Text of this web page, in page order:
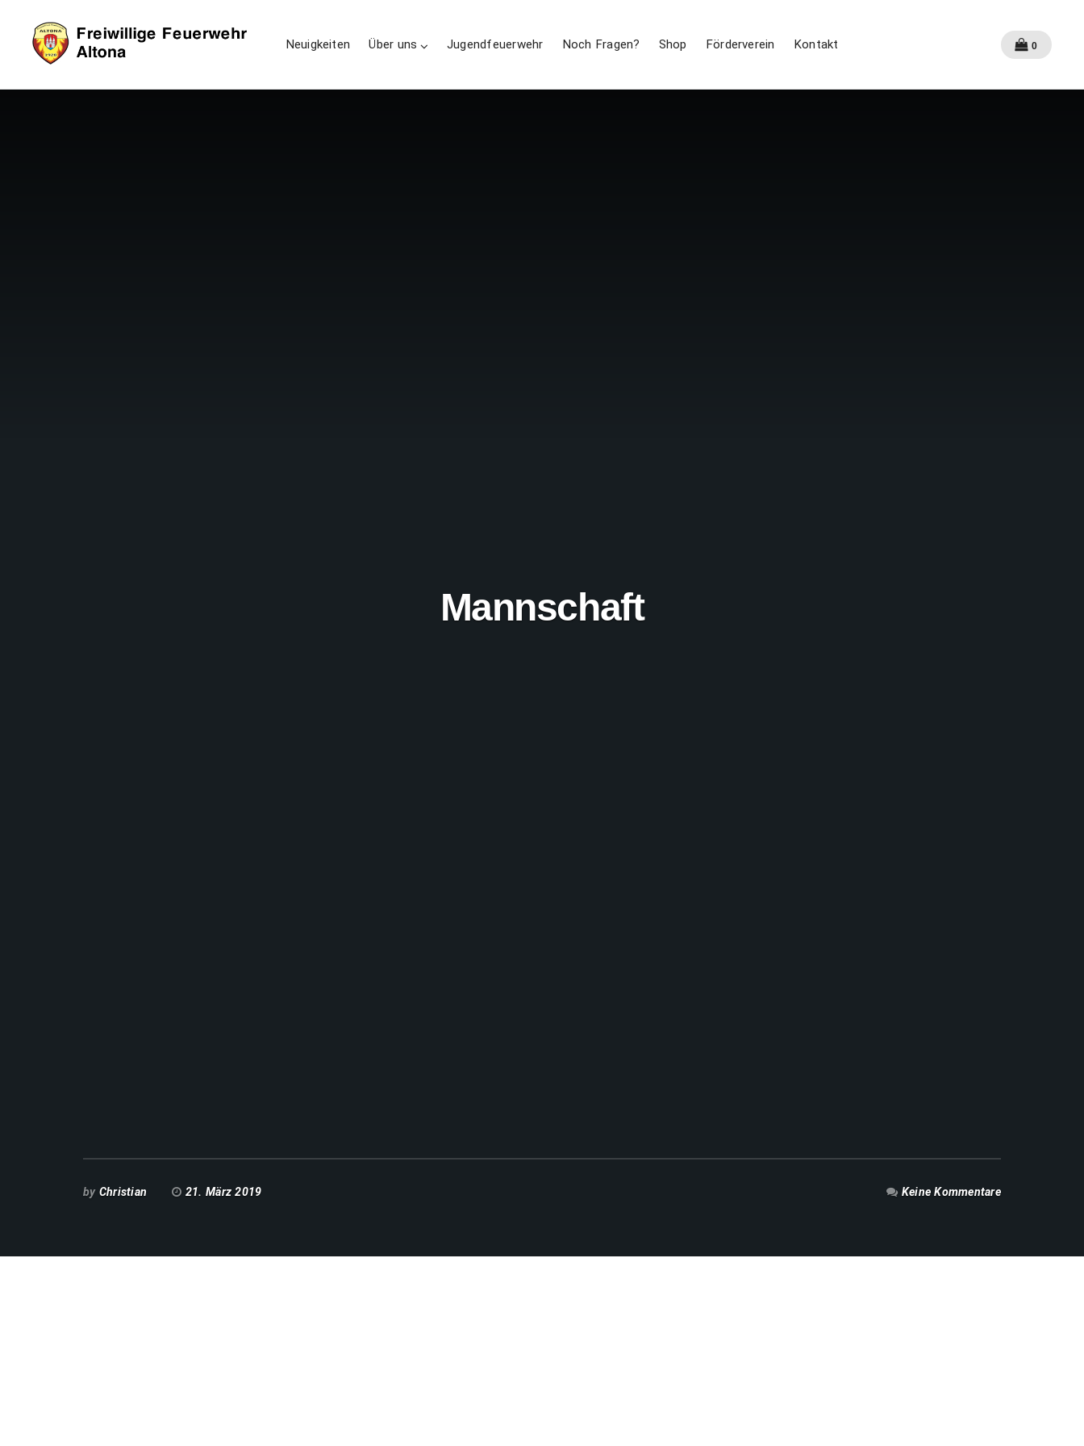
Neuigkeiten Über uns Jugendfeuerwehr Noch Fragen? Shop Förderverein Kontakt 0
Mannschaft
byChristian 21. März 2019 Keine Kommentare